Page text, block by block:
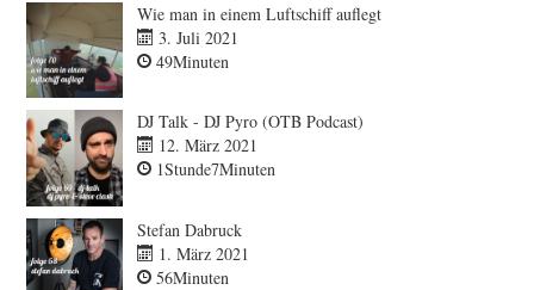
Wie man in einem Luftschiff auflegt
3. Juli 2021
49Minuten
DJ Talk - DJ Pyro (OTB Podcast)
12. März 2021
1Stunde7Minuten
Stefan Dabruck
1. März 2021
56Minuten